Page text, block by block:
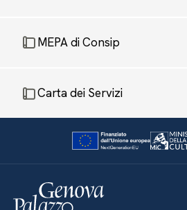
MEPA di Consip
Carta dei Servizi